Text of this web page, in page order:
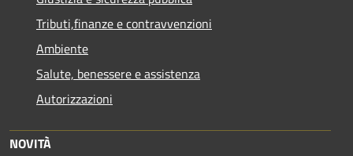
Tributi,finanze e contravvenzioni
Ambiente
Salute, benessere e assistenza
Autorizzazioni
NOVITÀ